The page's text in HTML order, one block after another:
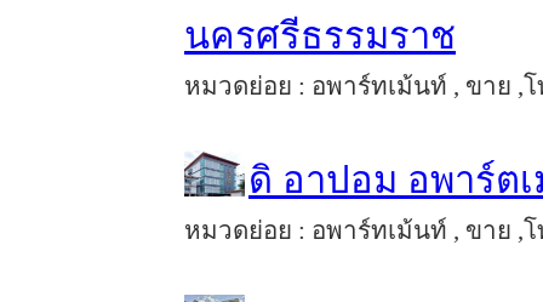
นครศรีธรรมราช
หมวดย่อย : อพาร์ทเม้นท์ , ขาย ,โ
ดิ อาปอม อพาร์ต
หมวดย่อย : อพาร์ทเม้นท์ , ขาย ,โ